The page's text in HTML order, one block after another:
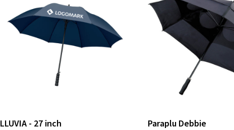
LLUVIA - 27 inch
Paraplu Debbie